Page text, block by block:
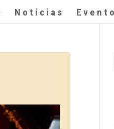
Noticias